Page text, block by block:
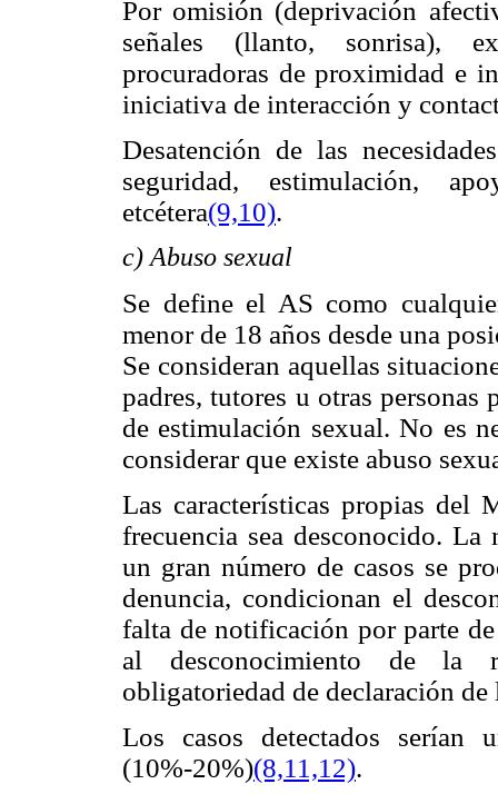
Por omisión (deprivación
señales (llanto, sonrisa),
procuradoras de proximidad e
iniciativa de interacción y
Desatención de las
seguridad, estimulación,
etcétera(9,10).
c) Abuso sexual
Se define el AS como
menor de 18 años desde una
Se consideran aquellas
padres, tutores u otras personas
de estimulación sexual. No es
considerar que existe abuso
Las características propias del
frecuencia sea desconocido.
un gran número de casos se
denuncia, condicionan el
falta de notificación por parte
al desconocimiento de la
obligatoriedad de declaración
Los casos detectados serían
(10%-20%)(8,11,12).